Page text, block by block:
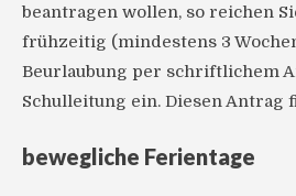
beantragen wollen, so reichen
frühzeitig (mindestens 3
Beurlaubung per schriftlichem
Schulleitung ein. Diesen Antrag
bewegliche Ferientage